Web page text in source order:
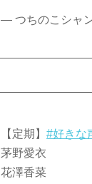
— つちのこシャ
【定期】#好きな
茅野愛衣
花澤香菜